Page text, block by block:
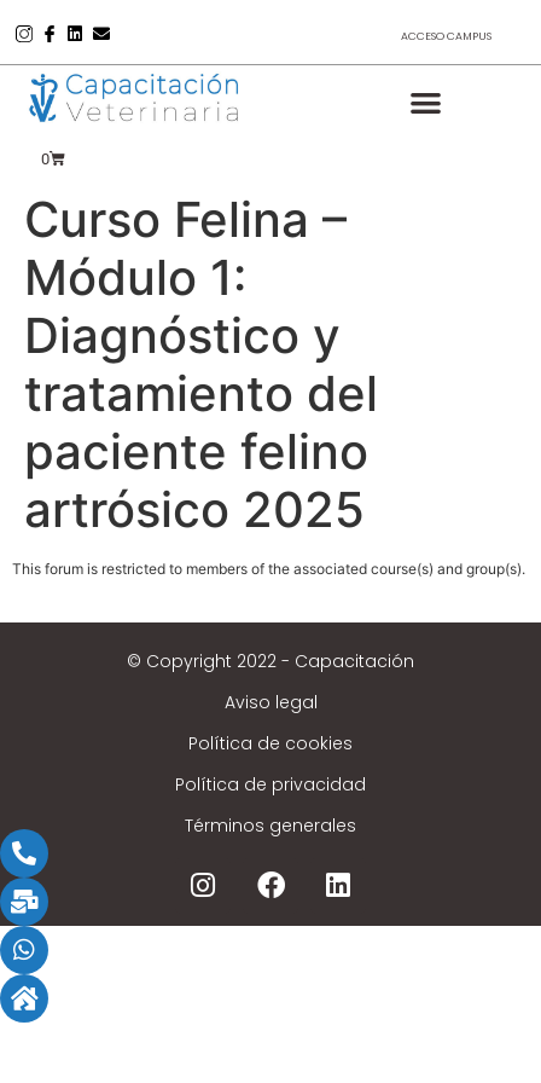
ACCESO CAMPUS
0
Curso Felina –
Módulo 1:
Diagnóstico y
tratamiento del
paciente felino
artrósico 2025
This forum is restricted to members of the associated course(s) and group(s).
© Copyright 2022 - Capacitación
Aviso legal
Política de cookies
Política de privacidad
Términos generales